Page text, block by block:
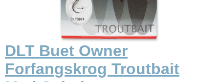
DLT Buet Owner
Forfangskrog Troutbait